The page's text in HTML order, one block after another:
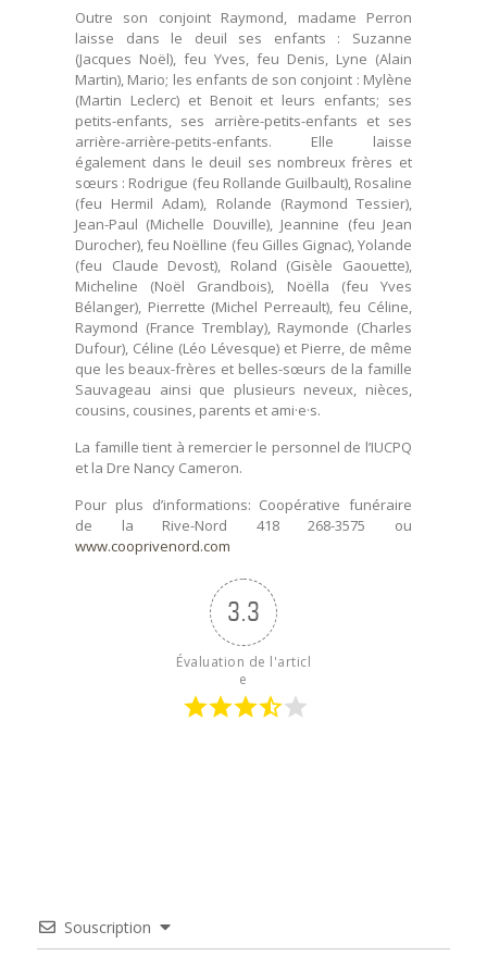
Outre son conjoint Raymond, madame Perron
laisse dans le deuil ses enfants : Suzanne
(Jacques Noël), feu Yves, feu Denis, Lyne (Alain
Martin), Mario; les enfants de son conjoint : Mylène
(Martin Leclerc) et Benoit et leurs enfants; ses
petits-enfants, ses arrière-petits-enfants et ses
arrière-arrière-petits-enfants. Elle laisse
également dans le deuil ses nombreux frères et
sœurs : Rodrigue (feu Rollande Guilbault), Rosaline
(feu Hermil Adam), Rolande (Raymond Tessier),
Jean-Paul (Michelle Douville), Jeannine (feu Jean
Durocher), feu Noëlline (feu Gilles Gignac), Yolande
(feu Claude Devost), Roland (Gisèle Gaouette),
Micheline (Noël Grandbois), Noëlla (feu Yves
Bélanger), Pierrette (Michel Perreault), feu Céline,
Raymond (France Tremblay), Raymonde (Charles
Dufour), Céline (Léo Lévesque) et Pierre, de même
que les beaux-frères et belles-sœurs de la famille
Sauvageau ainsi que plusieurs neveux, nièces,
cousins, cousines, parents et ami·e·s.
La famille tient à remercier le personnel de l’IUCPQ
et la Dre Nancy Cameron.
Pour plus d’informations: Coopérative funéraire
de la Rive-Nord 418 268-3575 ou
www.cooprivenord.com
3.3
Évaluation de l'articl
e
Souscription